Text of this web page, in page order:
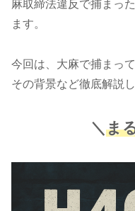
麻取締法違反で捕まっ
ます。
今回は、大麻で捕まっ
その背景など徹底解説
＼ま